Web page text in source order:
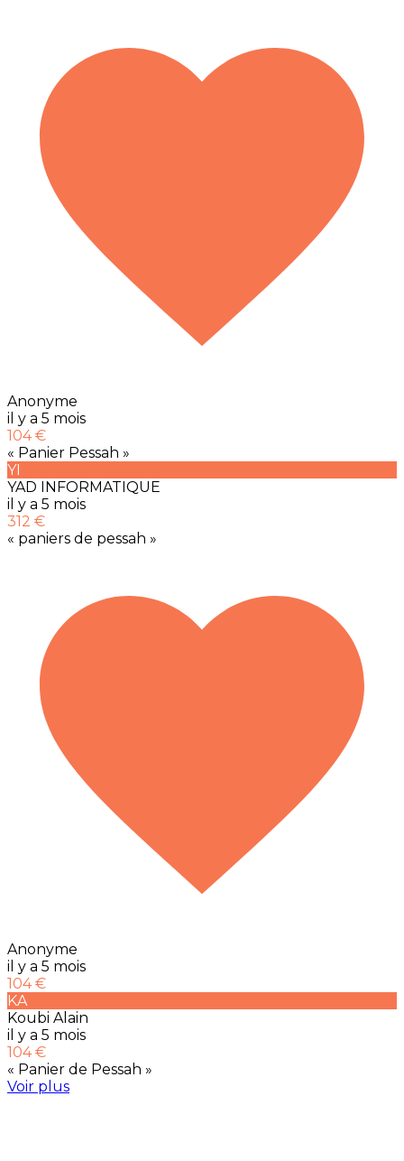
Anonyme
il y a 5 mois
104 €
« Panier Pessah »
YI
YAD INFORMATIQUE
il y a 5 mois
312 €
« paniers de pessah »
Anonyme
il y a 5 mois
104 €
KA
Koubi Alain
il y a 5 mois
104 €
« Panier de Pessah »
Voir plus